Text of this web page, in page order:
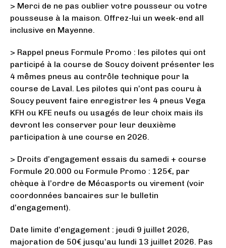
> Merci de ne pas oublier votre pousseur ou votre
pousseuse à la maison. Offrez-lui un week-end all
inclusive en Mayenne.
> Rappel pneus Formule Promo : les pilotes qui ont
participé à la course de Soucy doivent présenter les
4 mêmes pneus au contrôle technique pour la
course de Laval. Les pilotes qui n’ont pas couru à
Soucy peuvent faire enregistrer les 4 pneus Vega
KFH ou KFE neufs ou usagés de leur choix mais ils
devront les conserver pour leur deuxième
participation à une course en 2026.
> Droits d’engagement essais du samedi + course
Formule 20.000 ou Formule Promo : 125€, par
chèque à l’ordre de Mécasports ou virement (voir
coordonnées bancaires sur le bulletin
d’engagement).
Date limite d’engagement : jeudi 9 juillet 2026,
majoration de 50€ jusqu’au lundi 13 juillet 2026. Pas